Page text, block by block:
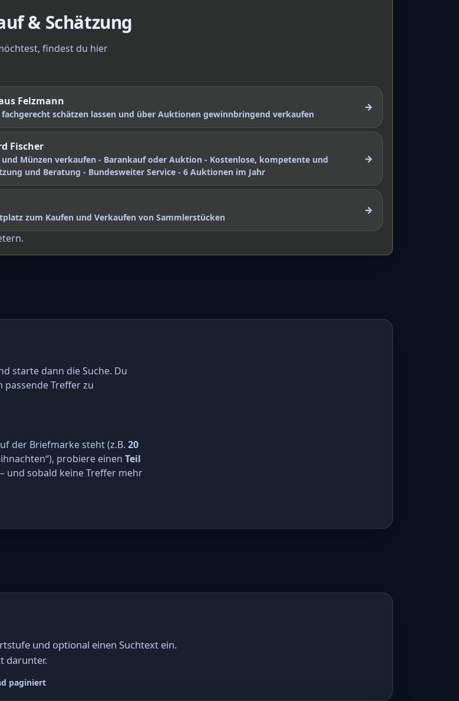
& Schätzung
findest du hier
Felzmann
schätzen lassen und über Auktionen gewinnbringend verkaufen
→
Fischer
Münzen verkaufen - Barankauf oder Auktion - Kostenlose, kompetente und
und Beratung - Bundesweiter Service - 6 Auktionen im Jahr
→
zum Kaufen und Verkaufen von Sammlerstücken
→
starte dann die Suche. Du
passende Treffer zu
der Briefmarke steht (z.B. 20
probiere einen Teil
und sobald keine Treffer mehr
und optional einen Suchtext ein.
darunter.
paginiert